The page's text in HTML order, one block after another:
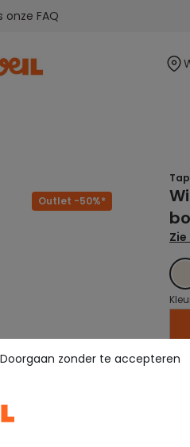
onze FAQ
Outlet -50%*
Doorgaan zonder te accepteren